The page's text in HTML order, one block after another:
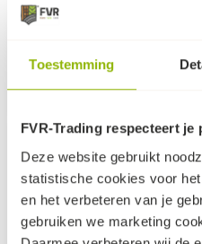
Toestemming
FVR-Trading respecteert je
Deze website gebruikt
statistische cookies voor
en het verbeteren van je
gebruiken we marketing
landbouwfolie |
staffelkortingen bij
(excl. BTW, per stuk)